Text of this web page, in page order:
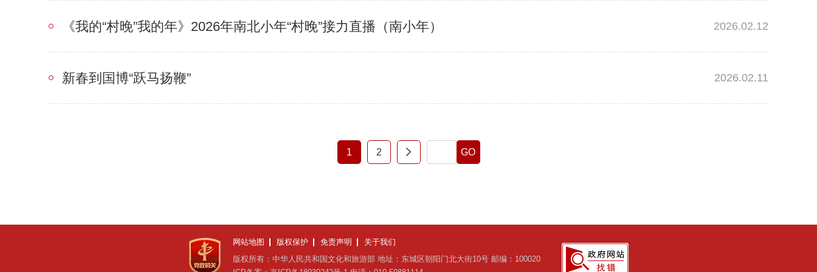
《我的“村晚”我的年》2026年南北小年“村晚”接力直播（南小年） 2026.02.12
新春到国博“跃马扬鞭” 2026.02.11
1 2 GO
网站地图 版权保护 免责声明
关于我们
版权所有：中华人民共和国文化和旅游部 地址：东城区朝阳门北大街10号 邮编：100020